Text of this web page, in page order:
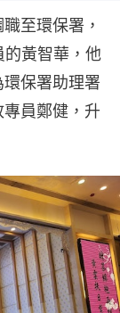
至環保署，
黃智華，他
保署助理署
員鄭健，升